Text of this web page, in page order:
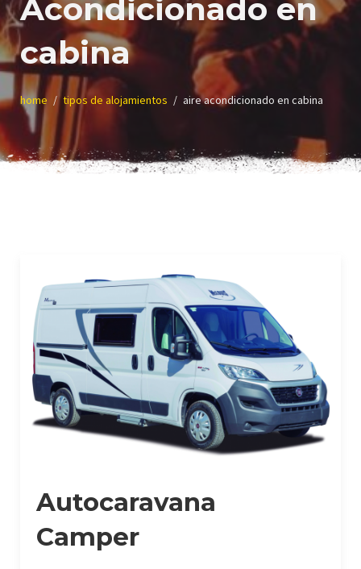
Acondicionado en
cabina
home tipos de alojamientos aire acondicionado en cabina
Autocaravana
Camper